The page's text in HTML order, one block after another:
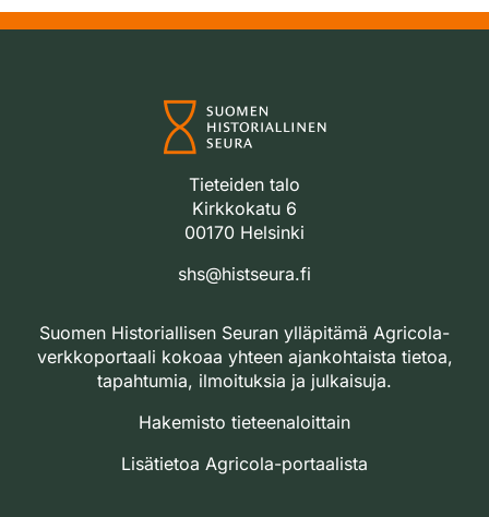
Tieteiden talo
Kirkkokatu 6
00170 Helsinki
shs@histseura.fi
Suomen Historiallisen Seuran ylläpitämä Agricola-
verkkoportaali kokoaa yhteen ajankohtaista tietoa,
tapahtumia, ilmoituksia ja julkaisuja.
Hakemisto tieteenaloittain
Lisätietoa Agricola-portaalista